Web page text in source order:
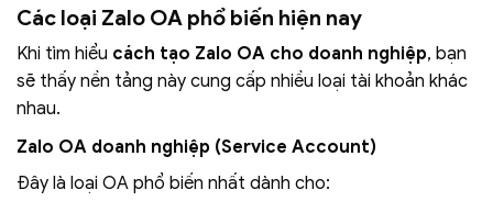
Các loại Zalo OA phổ biến hiện nay
Khi tìm hiểu cách tạo Zalo OA cho doanh nghiệp, bạn
sẽ thấy nền tảng này cung cấp nhiều loại tài khoản khác
nhau.
Zalo OA doanh nghiệp (Service Account)
Đây là loại OA phổ biến nhất dành cho: